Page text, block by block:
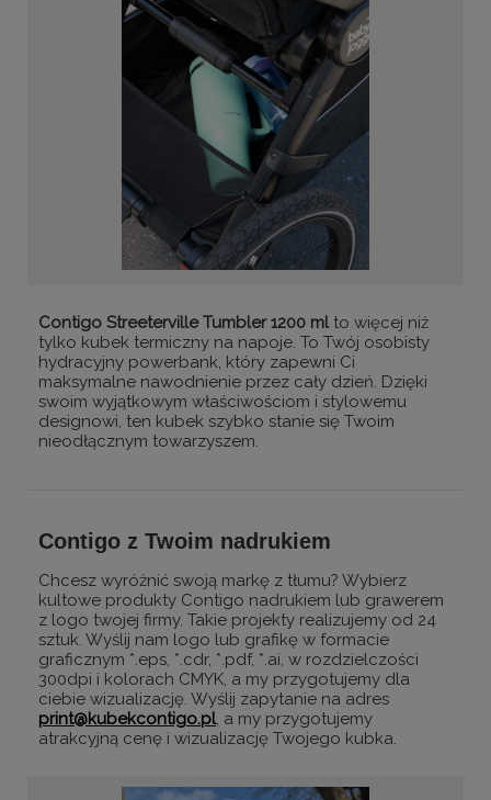
Contigo Streeterville Tumbler 1200 mlto więcej niż
tylko kubek termiczny na napoje. To Twój osobisty
hydracyjny powerbank, który zapewni Ci
maksymalne nawodnienie przez cały dzień. Dzięki
swoim wyjątkowym właściwościom i stylowemu
designowi, ten kubek szybko stanie się Twoim
nieodłącznym towarzyszem.
Contigo z Twoim nadrukiem
Chcesz wyróżnić swoją markę z tłumu? Wybierz
kultowe produkty Contigo nadrukiem lub grawerem
z logo twojej firmy. Takie projekty realizujemy od 24
sztuk. Wyślij nam logo lub grafikę w formacie
graficznym *.eps, *.cdr, *.pdf, *.ai, w rozdzielczości
300dpi i kolorach CMYK, a my przygotujemy dla
ciebie wizualizację. Wyślij zapytanie na adres
print@kubekcontigo.pl, a my przygotujemy
atrakcyjną cenę i wizualizację Twojego kubka.